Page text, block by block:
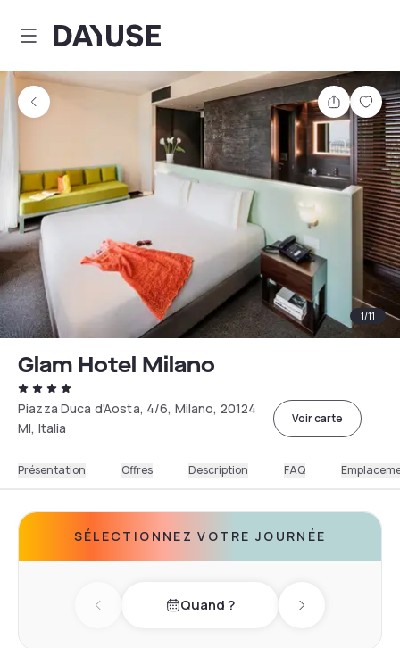
Dayuse
Partager
1/11
Glam Hotel Milano
Piazza Duca d'Aosta, 4/6, Milano, 20124
MI, Italia
Voir carte
Présentation Offres Description FAQ
SÉLECTIONNEZ VOTRE JOURNÉE
Previous dayQuand ? Next day